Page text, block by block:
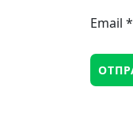
Email *